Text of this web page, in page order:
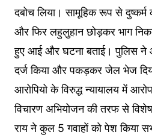
दबोच लिया। सामूहिक रूप से दुष्कर्म
और फिर लहुलुहान छोड़कर भाग
हुए आई और घटना बताई। पुलिस ने
दर्ज किया और पकड़कर जेल भेज
आरोपियो के विरुद्ध न्यायालय में
विचारण अभियोजन की तरफ से
राय ने कुल 5 गवाहों को पेश किया